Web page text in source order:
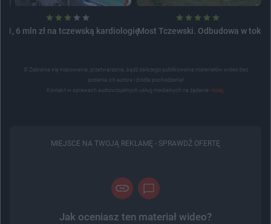
1, 6 mln zł na tczewską kardiologięMost Tczewski. Odbudowa w toku
© Zabrania się kopiowania, przetwarzania, bądź dalszego publikowania materiałów wideo bez
podania ich autora i źródła pochodzenia!
Kontakt w sprawach audiowizualnych usług medialnych na żądanie - tutaj
MIEJSCE NA TWOJĄ REKLAMĘ - SPRAWDŹ OFERTĘ
Jak oceniasz ten materiał wideo?